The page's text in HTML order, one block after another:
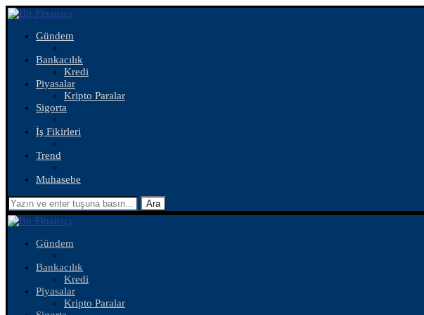
Gündem
Bankacılık
Kredi
Piyasalar
Kripto Paralar
Sigorta
İş Fikirleri
Trend
Muhasebe
Ara
Gündem
Bankacılık
Kredi
Piyasalar
Kripto Paralar